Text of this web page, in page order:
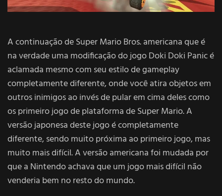
A continuação de Super Mario Bros. americana que é
na verdade uma modificação do jogo Doki Doki Panic é
aclamada mesmo com seu estilo de gameplay
completamente diferente, onde você atira objetos em
outros inimigos ao invés de pular em cima deles como
os primeiro jogo de plataforma deSuper Mario. A
versão japonesa deste jogo é completamente
diferente, sendo muito próxima ao primeiro jogo, mas
muito mais difícil. A versão americana foi mudada por
que a Nintendo achava que um jogo mais difícil não
venderia bem no resto do mundo.